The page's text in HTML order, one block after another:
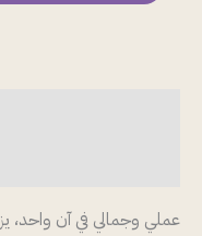
عملي وجمالي في آن